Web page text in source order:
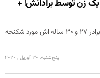
یک زن توسط برادانش! +
آریانانیوز: نینا ردچنکو ۵۷ ساله که توسط دو برادر ۲۷ و ۳۰ ساله اش مورد شکنجه
پنج‌شنبه, 30 آوریل , 2020